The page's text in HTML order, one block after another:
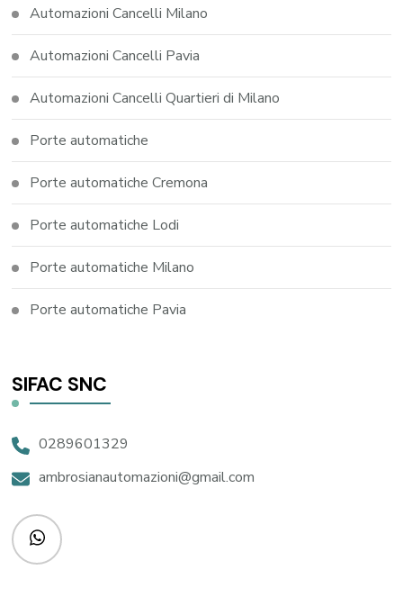
Automazioni Cancelli Milano
Automazioni Cancelli Pavia
Automazioni Cancelli Quartieri di Milano
Porte automatiche
Porte automatiche Cremona
Porte automatiche Lodi
Porte automatiche Milano
Porte automatiche Pavia
SIFAC SNC
0289601329
ambrosianautomazioni@gmail.com